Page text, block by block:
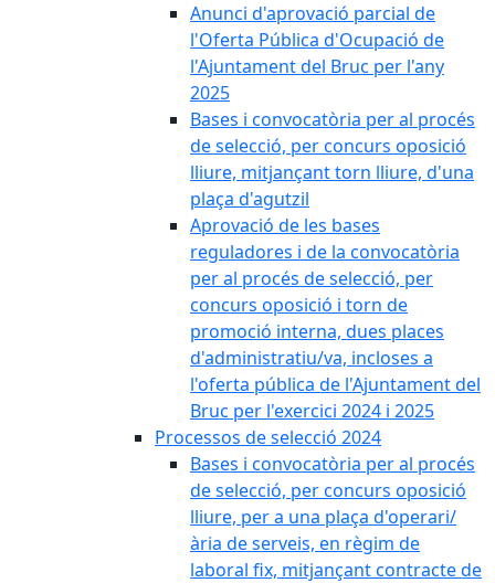
Anunci d'aprovació parcial de
l'Oferta Pública d'Ocupació de
l'Ajuntament del Bruc per l'any
2025
Bases i convocatòria per al procés
de selecció, per concurs oposició
lliure, mitjançant torn lliure, d'una
plaça d'agutzil
Aprovació de les bases
reguladores i de la convocatòria
per al procés de selecció, per
concurs oposició i torn de
promoció interna, dues places
d'administratiu/va, incloses a
l'oferta pública de l'Ajuntament del
Bruc per l'exercici 2024 i 2025
Processos de selecció 2024
Bases i convocatòria per al procés
de selecció, per concurs oposició
lliure, per a una plaça d'operari/
ària de serveis, en règim de
laboral fix, mitjançant contracte de